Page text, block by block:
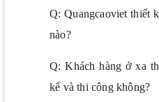
Q: Quangcaoviet thiết
nào?
Q: Khách hàng ở xa
kế và thi công không?